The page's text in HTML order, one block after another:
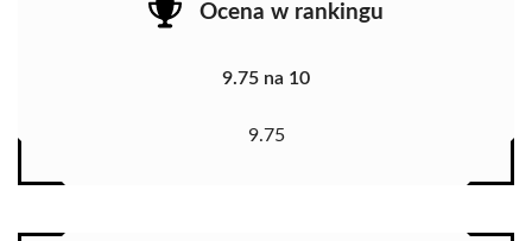
Ocena w rankingu
9.75 na 10
9.75